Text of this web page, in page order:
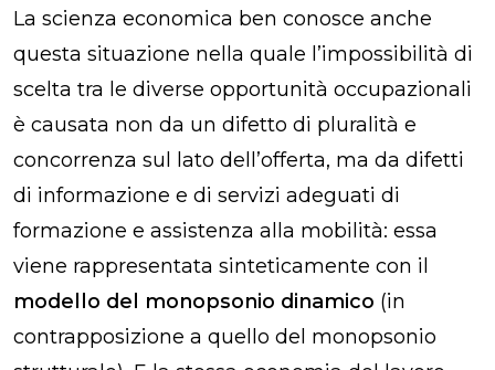
La scienza economica ben conosce anche
questa situazione nella quale l’impossibilità di
scelta tra le diverse opportunità occupazionali
è causata non da un difetto di pluralità e
concorrenza sul lato dell’offerta, ma da difetti
di informazione e di servizi adeguati di
formazione e assistenza alla mobilità: essa
viene rappresentata sinteticamente con il
modello del monopsonio dinamico (in
contrapposizione a quello del monopsonio